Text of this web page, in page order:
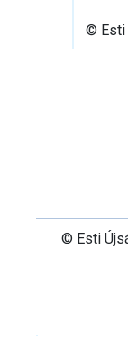
© Esti
© Esti